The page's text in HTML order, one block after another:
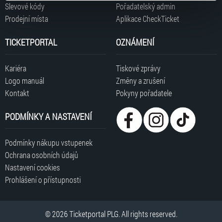
typy cookies používáme, naleznete níže. Možnosti
zpracování upravíte zaškrtnutím příslušné varianty. Svoji
„Cookies a jejich nastavení“.
Slevové kódy
Prodejní místa
Pořadatelský admin
Aplikace CheckTicket
TICKETPORTAL
Kariéra
Logo manuál
Kontakt
OZNÁMENÍ
Tiskové zprávy
Změny a zrušení
Pokyny pořadatele
PODMÍNKY A NASTAVENÍ
Podmínky nákupu vstupenek
Ochrana osobních údajů
Nastavení cookies
Prohlášení o přístupnosti
© 2026 Ticketportal PLG. All rights reserved.